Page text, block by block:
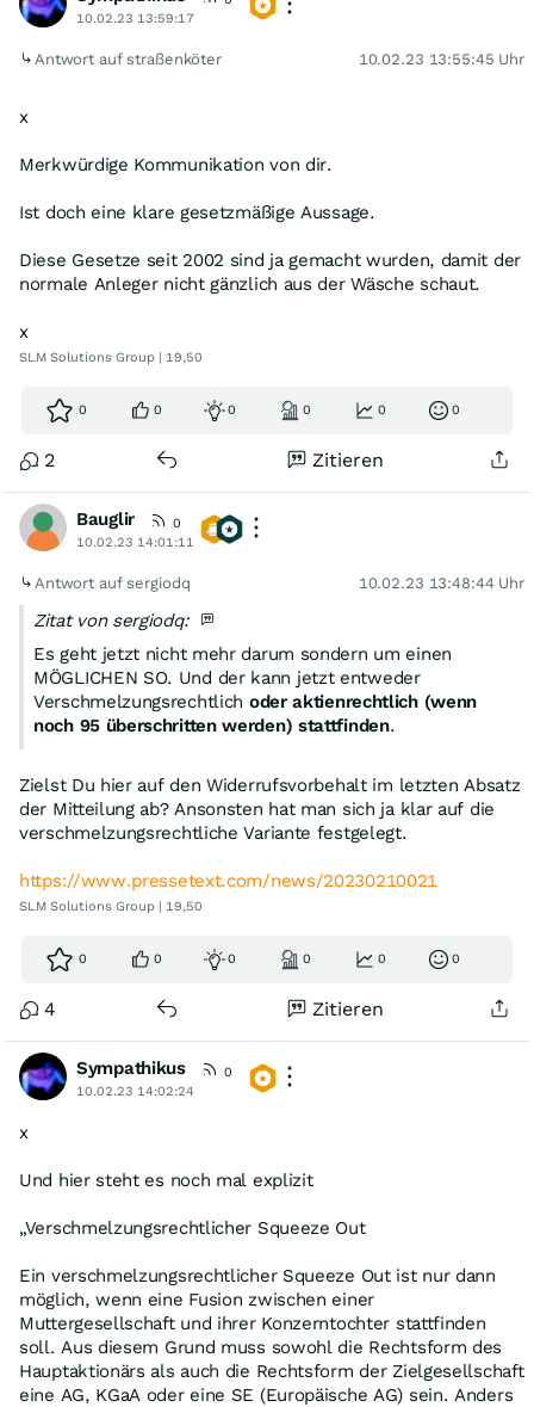
10.02.23 13:59:17
Antwort auf straßenköter 10.02.23 13:55:45 Uhr
x
Merkwürdige Kommunikation von dir.
Ist doch eine klare gesetzmäßige Aussage.
Diese Gesetze seit 2002 sind ja gemacht wurden, damit der
normale Anleger nicht gänzlich aus der Wäsche schaut.
x
SLM Solutions Group | 19,50
0 0 0 0 0 0
2 Zitieren
Bauglir
0
10.02.23 14:01:11
Antwort auf sergiodq 10.02.23 13:48:44 Uhr
Zitat von sergiodq:
Es geht jetzt nicht mehr darum sondern um einen
MÖGLICHEN SO. Und der kann jetzt entweder
Verschmelzungsrechtlich oder aktienrechtlich (wenn
noch 95 überschritten werden) stattfinden.
Zielst Du hier auf den Widerrufsvorbehalt im letzten Absatz
der Mitteilung ab? Ansonsten hat man sich ja klar auf die
verschmelzungsrechtliche Variante festgelegt.
https://www.pressetext.com/news/20230210021
SLM Solutions Group | 19,50
0 0 0 0 0 0
4 Zitieren
Sympathikus
0
10.02.23 14:02:24
x
Und hier steht es noch mal explizit
„Verschmelzungsrechtlicher Squeeze Out
Ein verschmelzungsrechtlicher Squeeze Out ist nur dann
möglich, wenn eine Fusion zwischen einer
Muttergesellschaft und ihrer Konzerntochter stattfinden
soll. Aus diesem Grund muss sowohl die Rechtsform des
Hauptaktionärs als auch die Rechtsform der Zielgesellschaft
eine AG, KGaA oder eine SE (Europäische AG) sein. Anders